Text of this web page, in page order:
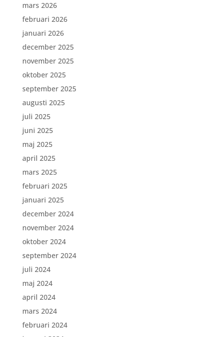
mars 2026
februari 2026
januari 2026
december 2025
november 2025
oktober 2025
september 2025
augusti 2025
juli 2025
juni 2025
maj 2025
april 2025
mars 2025
februari 2025
januari 2025
december 2024
november 2024
oktober 2024
september 2024
juli 2024
maj 2024
april 2024
mars 2024
februari 2024